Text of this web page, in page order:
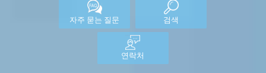
자주 묻는 질문 검색
연락처